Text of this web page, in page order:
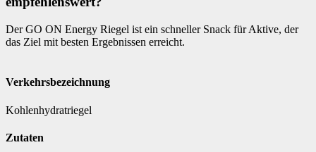
Der GO ON Energy Riegel ist ein schneller Snack für Aktive, der
das Ziel mit besten Ergebnissen erreicht.
Verkehrsbezeichnung
Kohlenhydratriegel
Zutaten